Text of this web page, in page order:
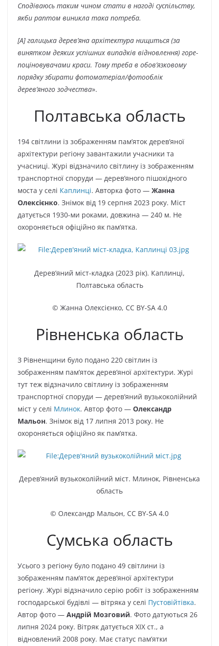
Сподіваюсь таким чином стати в нагоді суспільству,
якби раптом виникла така потреба.
[А] галицька дерев’яна архітектура нищиться (за
винятком деяких успішних випадків відновлення) горе-
поціновувачами краси. Тому треба в обов’язковому
порядку збирати фотоматеріал/фотооблік
дерев’яного зодчества».
Полтавська область
194 світлини із зображенням пам’яток дерев’яної
архітектури регіону завантажили учасники та
учасниці. Журі відзначило світлину із зображенням
транспортної споруди — дерев’яного пішохідного
моста у селі Каплинці. Авторка фото — Жанна
Олексієнко. Знімок від 19 серпня 2023 року. Міст
датується 1930-ми роками, довжина — 240 м. Не
охороняється офіційно як пам’ятка.
Дерев’яний міст-кладка (2023 рік). Каплинці,
Полтавська область
© Жанна Олексієнко, CC BY-SA 4.0
Рівненська область
З Рівненщини було подано 220 світлин із
зображенням пам’яток дерев’яної архітектури. Журі
тут теж відзначило світлину із зображенням
транспортної споруди — дерев’яний вузькоколійний
міст у селі Млинок. Автор фото — Олександр
Мальон. Знімок від 17 липня 2013 року. Не
охороняється офіційно як пам’ятка.
Дерев’яний вузькоколійний міст. Млинок, Рівненська
область
© Олександр Мальон, CC BY-SA 4.0
Сумська область
Усього з регіону було подано 49 світлини із
зображенням пам’яток дерев’яної архітектури
регіону. Журі відзначило серію робіт із зображенням
господарської будівлі — вітряка у селі Пустовійтівка.
Автор фото — Андрій Мозговий. Фото датуються 26
липня 2024 року. Вітряк датується XIX ст., а
відновлений 2008 року. Має статус пам’ятки